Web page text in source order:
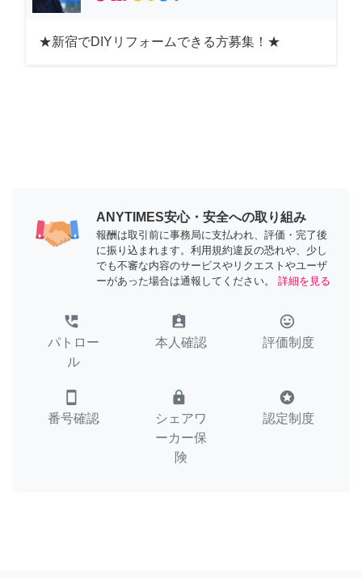
★新宿でDIYリフォームできる方募集！★
ANYTIMES安心・安全への取り組み
報酬は取引前に事務局に支払われ、評価・完了後
に振り込まれます。利用規約違反の恐れや、少し
でも不審な内容のサービスやリクエストやユーザ
ーがあった場合は通報してください。
詳細を見る
perm_phone_msg
パトロー
ル
assignment_ind
本人確認
tag_faces
評価制度
smartphone
番号確認
lock
シェアワ
ーカー保
険
stars
認定制度